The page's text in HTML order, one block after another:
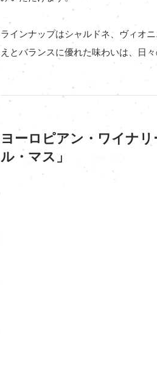
ラインナップはシャルドネ、ヴィオ
えとバランスに優れた味わいは、日
ヨーロピアン・ワイナ
ル・マス」